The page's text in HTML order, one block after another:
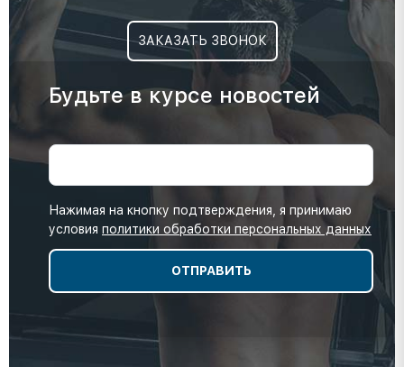
ЗАКАЗАТЬ ЗВОНОК
Будьте в курсе новостей
Нажимая на кнопку подтверждения, я принимаю
условия политики обработки персональных данных